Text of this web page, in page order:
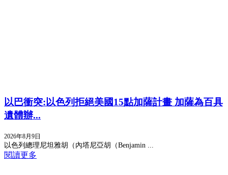
以巴衝突:以色列拒絕美國15點加薩計畫 加薩為百具
遺體辦...
2026年8月9日
以色列總理尼坦雅胡（內塔尼亞胡（Benjamin ...
閱讀更多